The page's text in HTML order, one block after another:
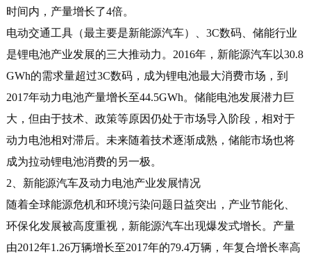
时间内，产量增长了4倍。
电动交通工具（最主要是新能源汽车）、3C数码、储能行业
是锂电池产业发展的三大推动力。2016年，新能源汽车以30.8
GWh的需求量超过3C数码，成为锂电池最大消费市场，到
2017年动力电池产量增长至44.5GWh。储能电池发展潜力巨
大，但由于技术、政策等原因仍处于市场导入阶段，相对于
动力电池相对滞后。未来随着技术逐渐成熟，储能市场也将
成为拉动锂电池消费的另一极。
2、新能源汽车及动力电池产业发展情况
随着全球能源危机和环境污染问题日益突出，产业节能化、
环保化发展被高度重视，新能源汽车出现爆发式增长。产量
由2012年1.26万辆增长至2017年的79.4万辆，年复合增长率高